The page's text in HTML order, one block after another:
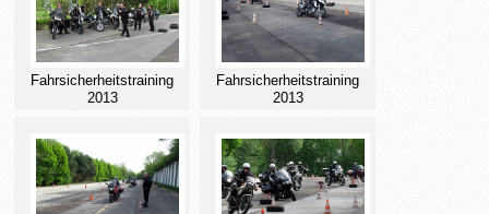
Fahrsicherheitstraining
2013
Fahrsicherheitstraining
2013